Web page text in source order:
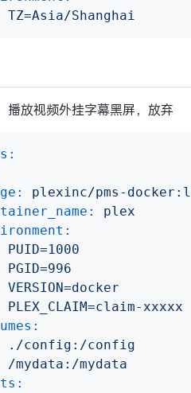
TZ=Asia/Shanghai
播放视频外挂字幕黑屏，放弃
plexinc/pms-
plex
PUID=1000
PGID=996
VERSION=docker
PLEX_CLAIM=claim-xxxxx
./config:/config
/mydata:/mydata